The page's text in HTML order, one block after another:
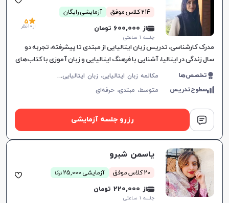
214 کلاس موفق آزمایشی رایگان
از 600,000 تومان
جلسه ۱ ساعتی
5
از 10 نظر
مدرک کارشناسی، تدریس زبان ایتالیایی از مبتدی تا پیشرفته، تجربه دو
سال زندگی در ایتالیا، آشنایی با فرهنگ ایتالیایی و زبان آموزی با کتاب‌های
جذاب.تخصص‌ها م
کالمه زبان ایتالیایی، زبان ایتالیایی عمومی، CILS
سطوح‌تدریس متوسط، مبتدی،حرفه‌ای
رزرو جلسه آزمایشی
یاسمن شبرو
20 کلاس موفق آزمایشی 25,000 توما
ن
از 220,000 تومان
جلسه ۱ ساعتی